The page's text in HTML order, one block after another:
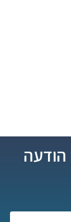
הודעה